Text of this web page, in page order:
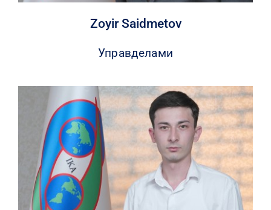
Zoyir Saidmetov
Управделами